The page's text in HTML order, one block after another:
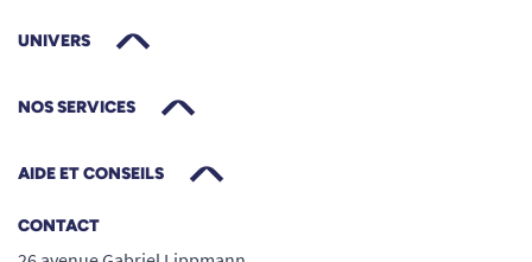
UNIVERS
NOS SERVICES
AIDE ET CONSEILS
CONTACT